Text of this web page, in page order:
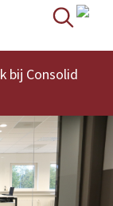
bij Consolid